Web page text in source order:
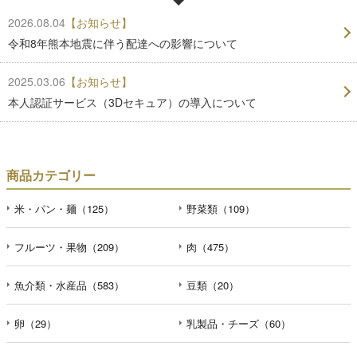
2026.08.04 【お知らせ】
令和8年熊本地震に伴う配達への影響について
2025.03.06 【お知らせ】
本人認証サービス（3Dセキュア）の導入について
商品カテゴリー
米・パン・麺（125） 野菜類（109）
フルーツ・果物（209） 肉（475）
魚介類・水産品（583） 豆類（20）
卵（29） 乳製品・チーズ（60）